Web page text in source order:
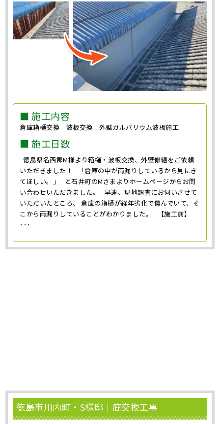
■ 施工内容
倉庫箱樋交換 波板交換 外壁ガルバリウム波板施工
■ 施工日数
徳島県名西郡M様より箱樋・波板交換、外壁修繕をご依頼
いただきました！ 「倉庫の中が雨漏りしているから見にき
てほしい。」 と石井町のMさまよりホームページからお問
い合わせいただきました。 早速、現地調査にお伺いさせて
いただいたところ、 倉庫の箱樋が経年劣化で傷んでいて、そ
こから雨漏りしていることがわかりました。 【施工前】
･･･
徳島市川内町・S様邸｜庇交換工事